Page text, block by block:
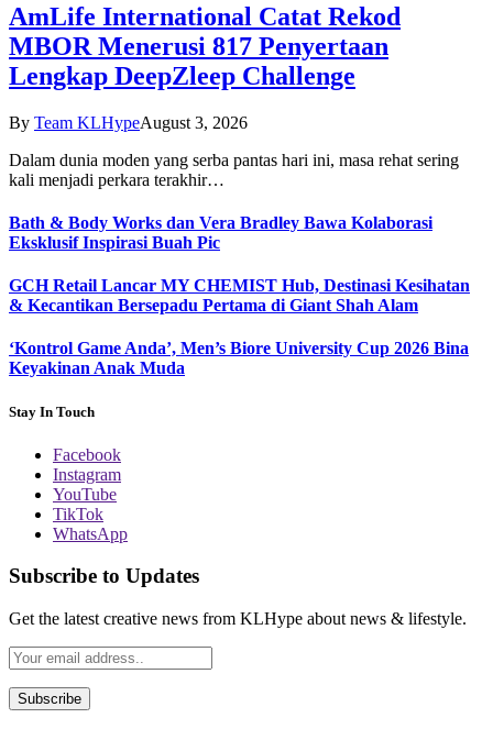
AmLife International Catat Rekod
MBOR Menerusi 817 Penyertaan
Lengkap DeepZleep Challenge
By Team KLHypeAugust 3, 2026
Dalam dunia moden yang serba pantas hari ini, masa rehat sering
kali menjadi perkara terakhir…
Bath & Body Works dan Vera Bradley Bawa Kolaborasi
Eksklusif Inspirasi Buah Pic
GCH Retail Lancar MY CHEMIST Hub, Destinasi Kesihatan
& Kecantikan Bersepadu Pertama di Giant Shah Alam
‘Kontrol Game Anda’, Men’s Biore University Cup 2026 Bina
Keyakinan Anak Muda
Stay In Touch
Facebook
Instagram
YouTube
TikTok
WhatsApp
Subscribe to Updates
Get the latest creative news from KLHype about news & lifestyle.